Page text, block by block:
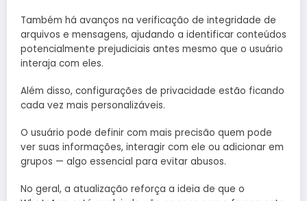
Também há avanços na verificação de integridade de
arquivos e mensagens, ajudando a identificar conteúdos
potencialmente prejudiciais antes mesmo que o usuário
interaja com eles.
Além disso, configurações de privacidade estão ficando
cada vez mais personalizáveis.
O usuário pode definir com mais precisão quem pode
ver suas informações, interagir com ele ou adicionar em
grupos — algo essencial para evitar abusos.
No geral, a atualização reforça a ideia de que o